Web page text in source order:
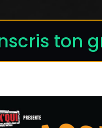
ton